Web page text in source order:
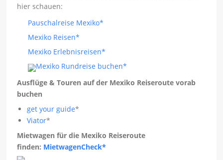
hier schauen:
Pauschalreise Mexiko*
Mexiko Reisen*
Mexiko Erlebnisreisen*
Mexiko Rundreise buchen*
Ausflüge & Touren auf der Mexiko Reiseroute vorab
buchen
get your guide*
Viator*
Mietwagen für die Mexiko Reiseroute
finden: MietwagenCheck*